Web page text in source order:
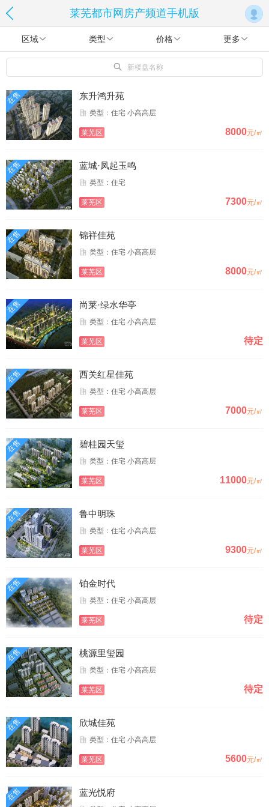
莱芜都市网房产频道手机版
区域 类型 价格 更多
新楼盘名称
在售 东升鸿升苑
类型：住宅 小高高层
莱芜区 8000元/㎡
在售 蓝城·凤起玉鸣
类型：住宅
莱芜区 7300元/㎡
在售 锦祥佳苑
类型：住宅 小高高层
莱芜区 8000元/㎡
在售 尚莱·绿水华亭
类型：住宅 小高高层
莱芜区 待定
在售 西关红星佳苑
类型：住宅 小高高层
莱芜区 7000元/㎡
在售 碧桂园天玺
类型：住宅 小高高层
莱芜区 11000元/㎡
在售 鲁中明珠
类型：住宅 小高高层
莱芜区 9300元/㎡
在售 铂金时代
类型：住宅 小高高层
莱芜区 待定
在售 桃源里玺园
类型：住宅 小高高层
莱芜区 待定
在售 欣城佳苑
类型：住宅 小高高层
莱芜区 5600元/㎡
在售 蓝光悦府